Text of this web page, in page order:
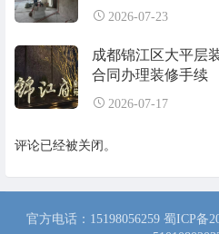
2026-07-23
成都锦江区大平层
合同办理装修手续
2026-07-17
评论已经被关闭。
官方电话：15198056259 蜀ICP备